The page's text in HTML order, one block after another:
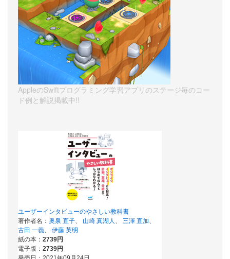
AppleのSwiftプログラミング学習アプリのステージ毎のコー
ド例と解説掲載中!!